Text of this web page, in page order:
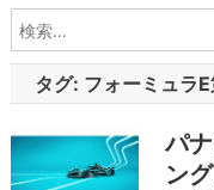
タグ: フォーミュラ
パ
ン